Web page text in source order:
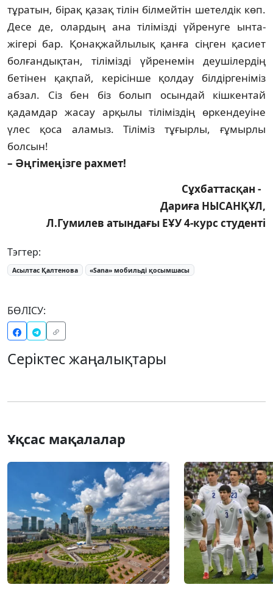
тұратын, бірақ қазақ тілін білмейтін шетелдік көп.
Десе де, олардың ана тілімізді үйренуге ынта-
жігері бар. Қонақжайлылық қанға сіңген қасиет
болғандықтан, тілімізді үйренемін деушілердің
бетінен қақпай, керісінше қолдау білдіргеніміз
абзал. Сіз бен біз болып осындай кішкентай
қадамдар жасау арқылы тіліміздің өркендеуіне
үлес қоса аламыз. Тіліміз тұғырлы, ғұмырлы
болсын!
– Әңгімеңізге рахмет!
Сұхбаттасқан -
Дариға НЫСАНҚҰЛ,
Л.Гумилев атындағы ЕҰУ 4-курс студенті
Тэгтер:
Асылтас Қалтенова «Sana» мобильді қосымшасы
БӨЛІСУ:
Серіктес жаңалықтары
Ұқсас мақалалар